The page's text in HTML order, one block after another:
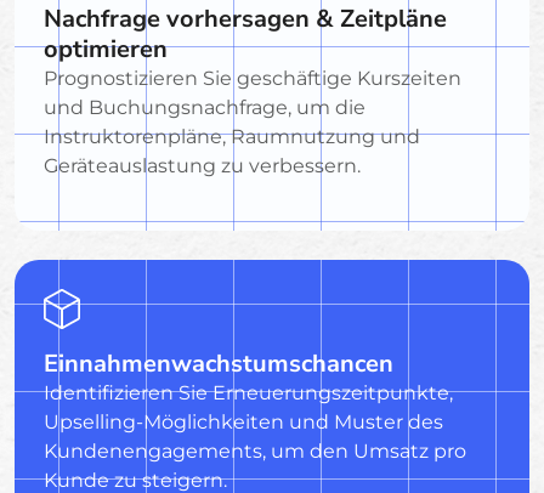
Nachfrage vorhersagen & Zeitpläne
optimieren
Prognostizieren Sie geschäftige Kurszeiten
und Buchungsnachfrage, um die
Instruktorenpläne, Raumnutzung und
Geräteauslastung zu verbessern.
Einnahmenwachstumschancen
Identifizieren Sie Erneuerungszeitpunkte,
Upselling-Möglichkeiten und Muster des
Kundenengagements, um den Umsatz pro
Kunde zu steigern.